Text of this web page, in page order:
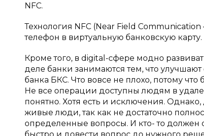
NFC.
Технология NFC (Near Field
телефон в виртуальную банковскую карту.
Кроме того, в digital-сфере модно
деле банки занимаются тем, что
банка БКС. Что вовсе не плохо, потому
Не все операции доступны людям в
понятно. Хотя есть и исключения.
живые люди, так как не достаточно
определенные вопросы. И кто- то должен